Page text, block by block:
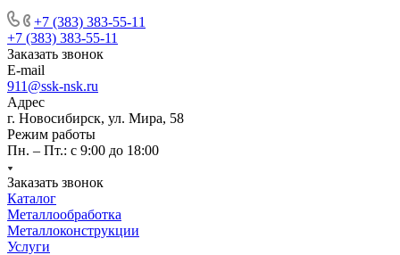
+7 (383) 383-55-11
+7 (383) 383-55-11
Заказать звонок
E-mail
911@ssk-nsk.ru
Адрес
г. Новосибирск, ул. Мира, 58
Режим работы
Пн. – Пт.: с 9:00 до 18:00
Заказать звонок
Каталог
Металлообработка
Металлоконструкции
Услуги